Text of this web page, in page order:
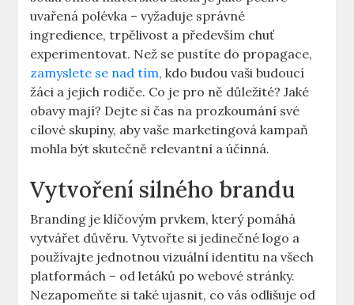
uvařená polévka – vyžaduje správné
ingredience, trpělivost a především chuť
experimentovat. Než se pustíte do propagace,
zamyslete se nad tím, kdo budou vaši budoucí
žáci a jejich rodiče. Co je pro ně důležité? Jaké
obavy mají? Dejte si čas na prozkoumání své
cílové skupiny, aby vaše marketingová kampaň
mohla být skutečně relevantní a účinná.
Vytvoření silného brandu
Branding je klíčovým prvkem, který pomáhá
vytvářet důvěru. Vytvořte si jedinečné logo a
používajte jednotnou vizuální identitu na všech
platformách – od letáků po webové stránky.
Nezapomeňte si také ujasnit, co vás odlišuje od